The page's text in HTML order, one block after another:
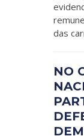
das
NO